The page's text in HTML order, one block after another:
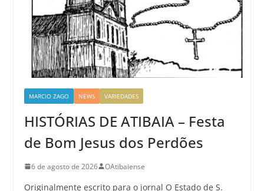
MARCIO ZAGO NEWS VARIEDADES
HISTÓRIAS DE ATIBAIA – Festa
de Bom Jesus dos Perdões
6 de agosto de 2026 OAtibaiense
Originalmente escrito para o jornal O Estado de S.